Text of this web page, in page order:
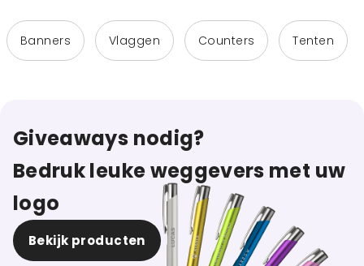
Banners Vlaggen Counters Tenten
Giveaways nodig?
Bedruk leuke weggevers met uw
logo
Bekijk producten